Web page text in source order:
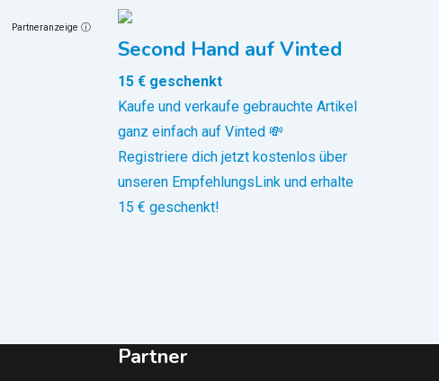
Partneranzeige ⓘ
€ (fix)
Sonstiges & Links
Second Hand auf Vinted
15 € geschenkt
Kaufe und verkaufe gebrauchte Artikel
ganz einfach auf Vinted 💸
Registriere dich jetzt kostenlos über
unseren EmpfehlungsLink und erhalte
15 € geschenkt!
Partner